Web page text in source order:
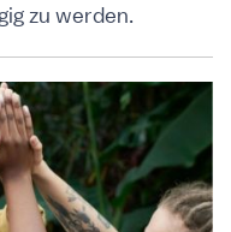
zu werden.